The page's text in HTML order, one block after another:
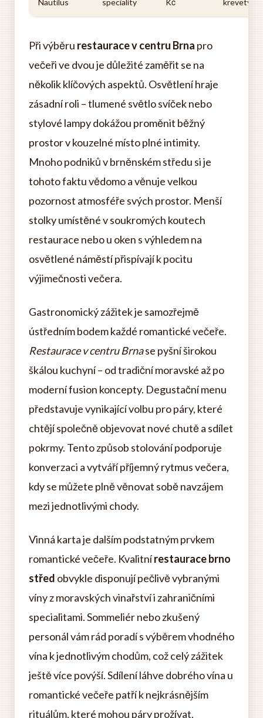
Při výběru restaurace v centru Brna pro
večeři ve dvou je důležité zaměřit se na
několik klíčových aspektů. Osvětlení hraje
zásadní roli – tlumené světlo svíček nebo
stylové lampy dokážou proměnit běžný
prostor v kouzelné místo plné intimity.
Mnoho podniků v brněnském středu si je
tohoto faktu vědomo a věnuje velkou
pozornost atmosféře svých prostor. Menší
stolky umístěné v soukromých koutech
restaurace nebo u oken s výhledem na
osvětlené náměstí přispívají k pocitu
výjimečnosti večera.
Gastronomický zážitek je samozřejmě
ústředním bodem každé romantické večeře.
Restaurace v centru Brnase pyšní širokou
škálou kuchyní – od tradiční moravské až po
moderní fusion koncepty. Degustační menu
představuje vynikající volbu pro páry, které
chtějí společně objevovat nové chutě a sdílet
pokrmy. Tento způsob stolování podporuje
konverzaci a vytváří příjemný rytmus večera,
kdy se můžete plně věnovat sobě navzájem
mezi jednotlivými chody.
Vinná karta je dalším podstatným prvkem
romantické večeře. Kvalitnírestaurace brno
střed obvykle disponují pečlivě vybranými
víny z moravských vinařství i zahraničními
specialitami. Sommeliér nebo zkušený
personál vám rád poradí s výběrem vhodného
vína k jednotlivým chodům, což celý zážitek
ještě více povýší. Sdílení láhve dobrého vína u
romantické večeře patří k nejkrásnějším
rituálům, které mohou páry prožívat.